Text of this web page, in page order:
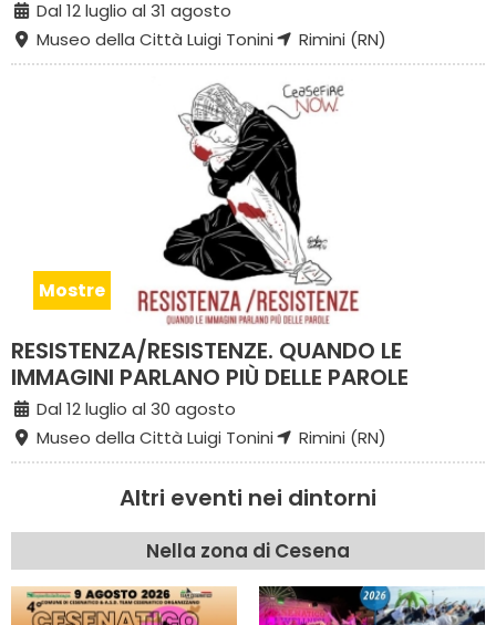
Dal 12 luglio al 31 agosto
Museo della Città Luigi Tonini
Rimini (RN)
Mostre
RESISTENZA/RESISTENZE. QUANDO LE
IMMAGINI PARLANO PIÙ DELLE PAROLE
Dal 12 luglio al 30 agosto
Museo della Città Luigi Tonini
Rimini (RN)
Altri eventi nei dintorni
Nella zona di Cesena